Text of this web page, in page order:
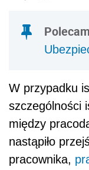
W przypadku
szczególności
między
nastąpiło
pracownika,